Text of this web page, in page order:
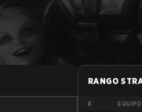
RANGO
# EQUIPO